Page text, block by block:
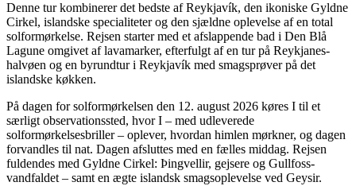
Denne tur kombinerer det bedste af Reykjavík, den ikoniske Gyldne
Cirkel, islandske specialiteter og den sjældne oplevelse af en total
solformørkelse. Rejsen starter med et afslappende bad i Den Blå
Lagune omgivet af lavamarker, efterfulgt af en tur på Reykjanes-
halvøen og en byrundtur i Reykjavík med smagsprøver på det
islandske køkken.
På dagen for solformørkelsen den 12. august 2026 køres I til et
særligt observationssted, hvor I – med udleverede
solformørkelsesbriller – oplever, hvordan himlen mørkner, og dagen
forvandles til nat. Dagen afsluttes med en fælles middag. Rejsen
fuldendes med Gyldne Cirkel: Þingvellir, gejsere og Gullfoss-
vandfaldet – samt en ægte islandsk smagsoplevelse ved Geysir.